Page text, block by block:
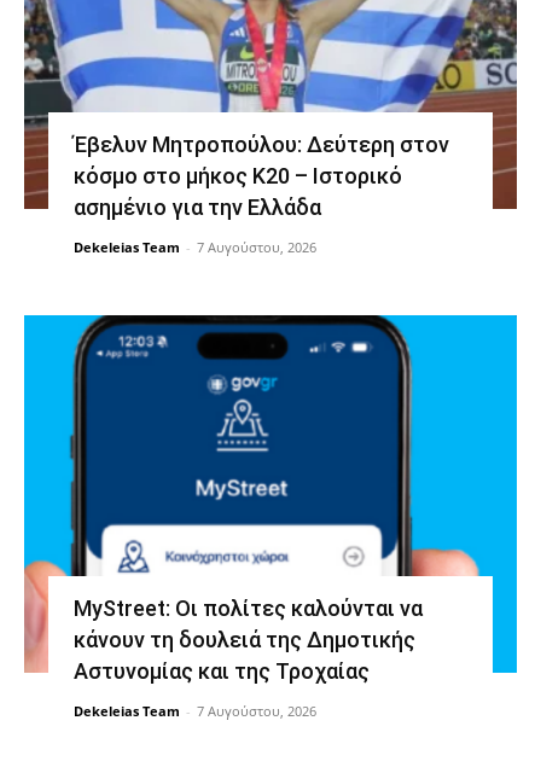
Έβελυν Μητροπούλου: Δεύτερη στον
κόσμο στο μήκος Κ20 – Ιστορικό
ασημένιο για την Ελλάδα
Dekeleias Team - 7 Αυγούστου, 2026
MyStreet: Οι πολίτες καλούνται να
κάνουν τη δουλειά της Δημοτικής
Αστυνομίας και της Τροχαίας
Dekeleias Team - 7 Αυγούστου, 2026